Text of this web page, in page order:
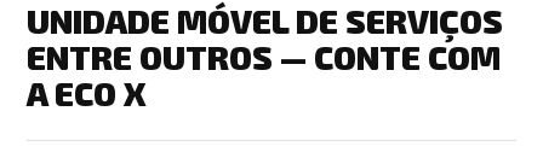
UNIDADE MÓVEL DE SERVIÇOS
ENTRE OUTROS — CONTE COM
A ECO X